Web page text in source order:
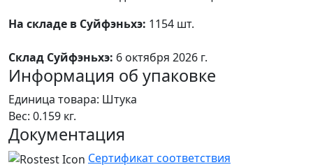
На складе в Суйфэньхэ: 1154 шт.
Склад Суйфэньхэ: 6 октября 2026 г.
Информация об упаковке
Единица товара: Штука
Вес: 0.159 кг.
Документация
Сертификат соответствия